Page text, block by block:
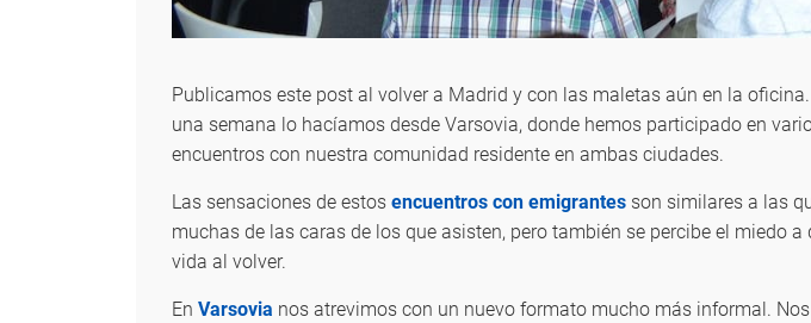
Publicamos este post al volver a Madrid y con las maletas aún en la
una semana lo hacíamos desde Varsovia, donde hemos participado en
encuentros con nuestra comunidad residente en ambas ciudades.
Las sensaciones de estos encuentros con emigrantes son similares a las
muchas de las caras de los que asisten, pero también se percibe el miedo
vida al volver.
En Varsovia nos atrevimos con un nuevo formato mucho más informal.